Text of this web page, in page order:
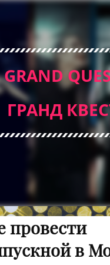
GRAND
ГРАНД
провести
в